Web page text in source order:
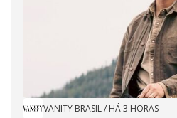
VANITY BRASIL/ HÁ 3 HORAS